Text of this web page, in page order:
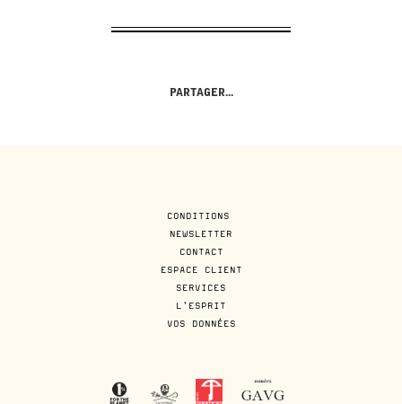
PARTAGER...
CONDITIONS
NEWSLETTER
CONTACT
ESPACE CLIENT
SERVICES
L'ESPRIT
VOS DONNÉES